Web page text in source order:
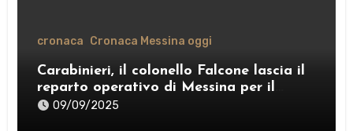
cronaca Cronaca Messina oggi
Carabinieri, il colonello Falcone lascia il
reparto operativo di Messina per il
comando provinciale di Como
09/09/2025